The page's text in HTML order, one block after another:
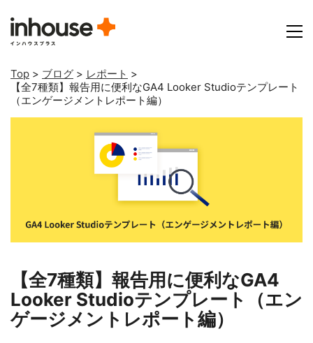
Top > ブログ > レポート >
【全7種類】報告用に便利なGA4 Looker Studioテンプレート
（エンゲージメントレポート編）
【全7種類】報告用に便利なGA4
Looker Studioテンプレート（エン
ゲージメントレポート編）